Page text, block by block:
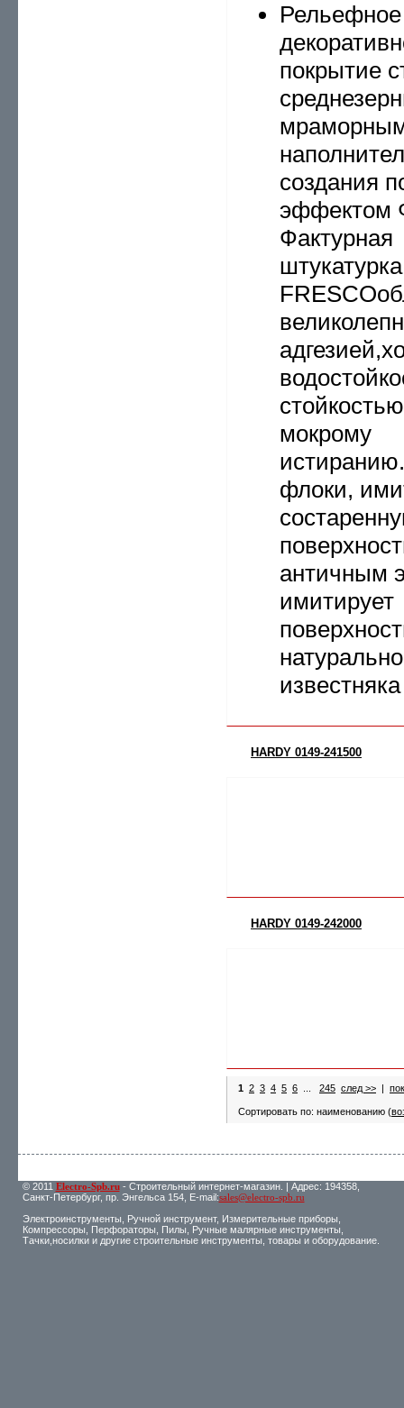
Рельефное
покрытие
создания
Фактурная
мокрому
флоки,
античным
имитирует
известняка
HARDY 0149-241500
HARDY 0149-242000
1 2 3 4 5 6 245 след >> |
Сортировать по: наименованию (
© 2011 Electro-Spb.ru- Строительный интернет-магазин. | Адрес: 194358,
Санкт-Петербург, пр. Энгельса 154, E-mail:sales@electro-spb.ru
Электроинструменты, Ручной инструмент, Измерительные приборы,
Компрессоры, Перфораторы, Пилы, Ручные малярные инструменты,
Тачки,носилки и другие строительные инструменты, товары и оборудование.